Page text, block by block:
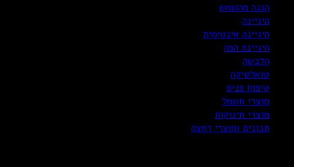
הגנה מהשמש
היגיינה
היגיינה אינטימית
היגיינת הפה
הלבשה
טואלטיקה
טיפוח פנים
מוצרי חשמל
מוצרי תינוקות
סבונים ומוצרי רחצה